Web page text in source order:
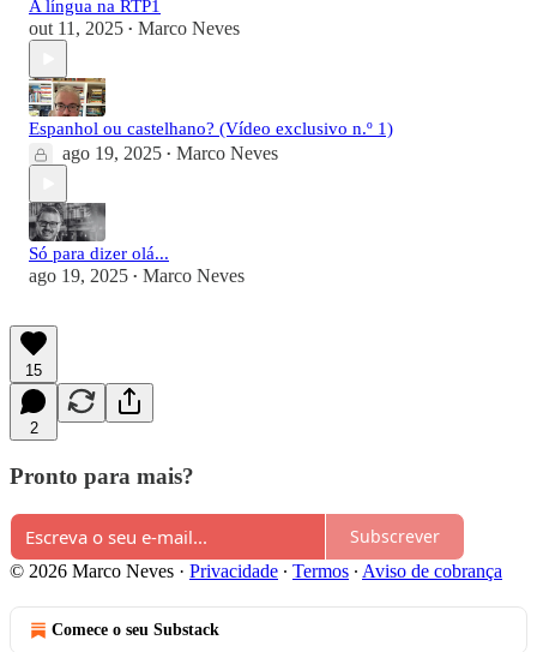
A língua na RTP1
out 11, 2025 • Marco Neves
Espanhol ou castelhano? (Vídeo exclusivo n.º 1)
ago 19, 2025 • Marco Neves
Só para dizer olá...
ago 19, 2025 • Marco Neves
15
2
Pronto para mais?
Subscrever
© 2026 Marco Neves · Privacidade ∙ Termos ∙ Aviso de cobrança
Comece o seu Substack